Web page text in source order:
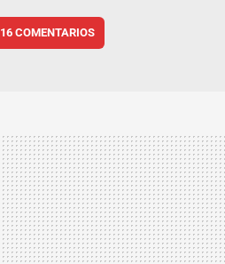
16 COMENTARIOS